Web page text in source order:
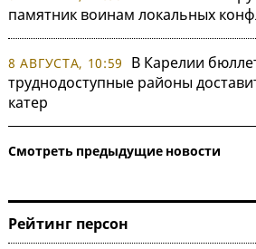
памятник воинам локальных
8 АВГУСТА, 10:59
В Карелии
труднодоступные районы
катер
Смотреть
Рейтинг